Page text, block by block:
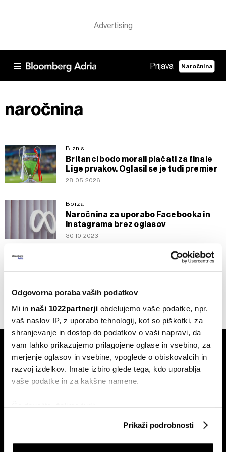
Odgovorna poraba vaših podatkov
Mi in naši 1022partnerji obdelujemo vaše podatke, npr.
vaš naslov IP, z uporabo tehnologij, kot so piškotki, za
shranjevanje in dostop do podatkov o vaši napravi, da
vam lahko prikazujemo prilagojene oglase in vsebino, za
merjenje oglasov in vsebine, vpoglede o obiskovalcih in
razvoj izdelkov. Imate izbiro glede tega, kdo uporablja
vaše podatke in za kakšne namene.
Če dovolite, želimo tudi:
Zbirati informacije o vaši geografski lokaciji, ki so
Identificirati napravo z aktivnim preverjanjem
Prikaži podrobnosti
Prijava Naročnina
naročnina
Biznis
Britanci bodo morali plačati za finale
Lige prvakov. Oglasil se je tudi premier
28.05.2026
Borza
Naročnina za uporabo Facebooka in
Instagrama brez oglasov
30.10.2023
Netflix na določenih trgih ceni
24.02.2023